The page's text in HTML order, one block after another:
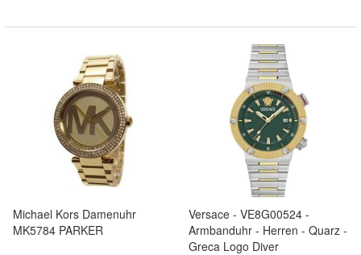
Michael Kors Damenuhr
MK5784 PARKER
Versace - VE8G00524 -
Armbanduhr - Herren - Quarz -
Greca Logo Diver